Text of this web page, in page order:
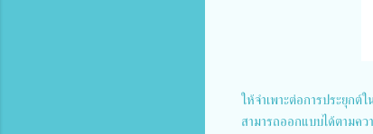
ให้จำเพาะต่อการประยุกต์
สามารถออกแบบได้ตามค